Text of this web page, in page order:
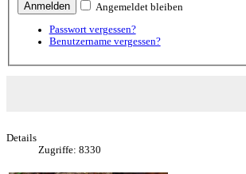
Angemeldet bleiben
Passwort vergessen?
Benutzername vergessen?
Details
Zugriffe: 8330